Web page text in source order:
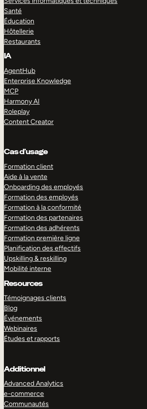
Santé
Éducation
Hôtellerie
Restaurants
IA
AgentHub
Enterprise Knowledge
MCP
Harmony AI
Roleplay
Content Creator
Cas d’usage
Formation client
Aide à la vente
Onboarding des employés
Formation des employés
Formation à la conformité
Formation des partenaires
Formation des adhérents
Formation première ligne
Planification des effectifs
Upskilling & reskilling
Mobilité interne
Resources
Témoignages clients
Blog
Événements
Webinaires
Études et rapports
Additionnel
Advanced Analytics
e-commerce
Communautés